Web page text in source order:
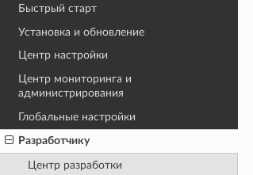
Быстрый старт
Установка и обновление
Центр настройки
Центр мониторинга и
администрирования
Глобальные настройки
Разработчику
Центр разработки